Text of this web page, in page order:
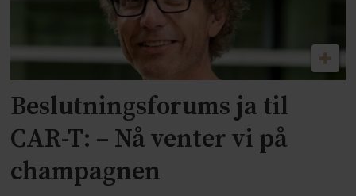
Beslutningsforums ja til
CAR-T: – Nå venter vi på
champagnen